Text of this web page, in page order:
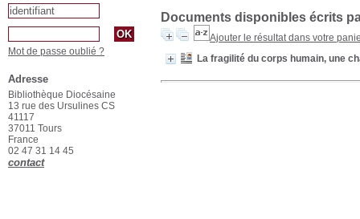
Documents disponibles écrits
Ajouter le résultat dans votre
La fragilité du corps humain, une
Mot de passe oublié ?
Adresse
Bibliothèque Diocésaine
13 rue des Ursulines CS
41117
37011 Tours
France
02 47 31 14 45
contact